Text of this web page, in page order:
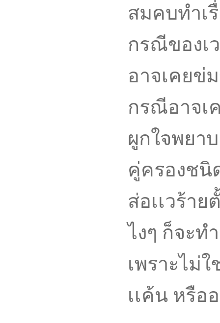
สมคบทำเ
กรณีของเ
อาจเคยข่
กรณีอาจเ
ผูกใจพยา
คู่ครองชนิ
ส่อเเวร้าย
ไงๆ ก็จะท
เพราะไม่
เเค้น หรือ